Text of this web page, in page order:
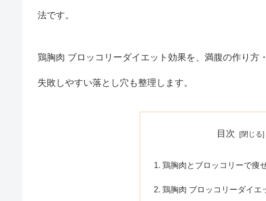
法です。
鶏胸肉 ブロッコリーダイエット効果を、満腹の作り方
失敗しやすい落とし穴も整理します。
目次
鶏胸肉とブロッコリーで痩
鶏胸肉 ブロッコリーダイエ